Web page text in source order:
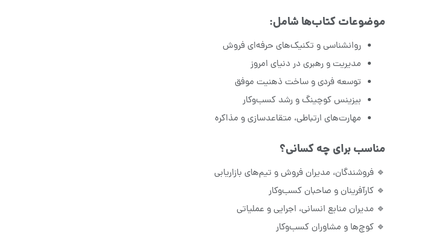
موضوعات کتاب‌ها شامل:
روانشناسی و تکنیک‌های حرفه‌ای فروش
مدیریت و رهبری در دنیای امروز
توسعه فردی و ساخت ذهنیت موفق
بیزینس کوچینگ و رشد کسب‌وکار
مهارت‌های ارتباطی، متقاعدسازی و مذاکره
مناسب برای چه کسانی؟
🔹 فروشندگان، مدیران فروش و تیم‌های بازاریابی
🔹 کارآفرینان و صاحبان کسب‌وکار
🔹 مدیران منابع انسانی، اجرایی و عملیاتی
🔹 کوچ‌ها و مشاوران کسب‌وکار